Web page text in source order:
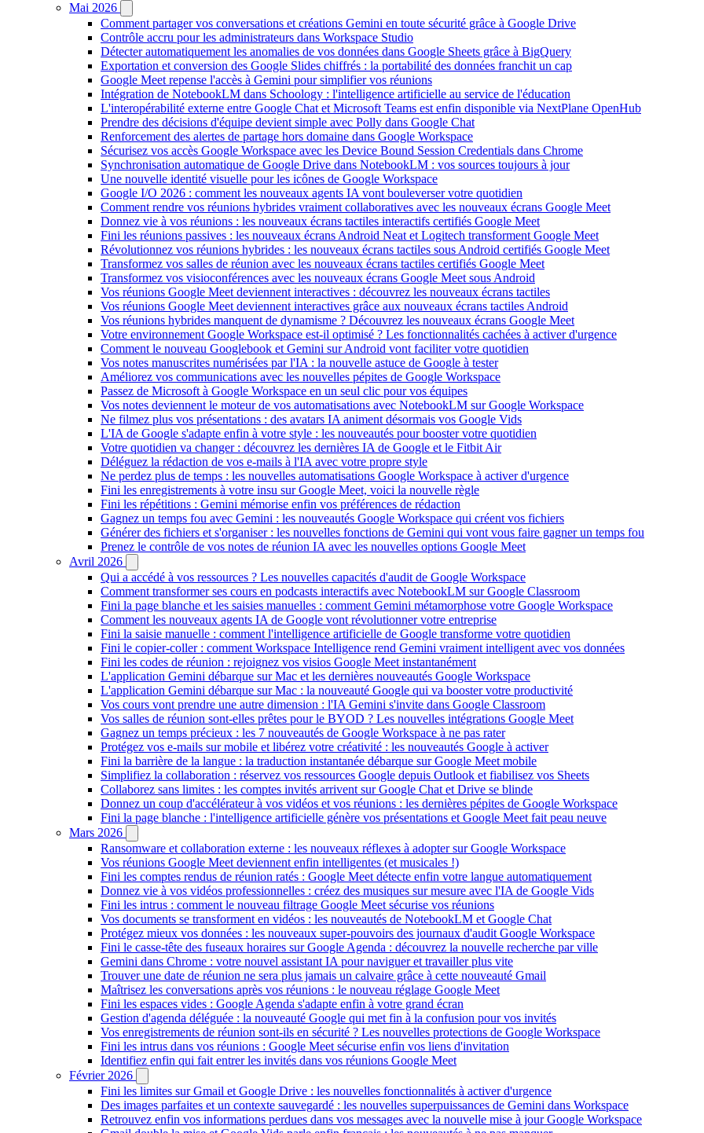
Mai 2026
Comment partager vos conversations et créations Gemini en toute sécurité grâce à Google Drive
Contrôle accru pour les administrateurs dans Workspace Studio
Détecter automatiquement les anomalies de vos données dans Google Sheets grâce à BigQuery
Exportation et conversion des Google Slides chiffrés : la portabilité des données franchit un cap
Google Meet repense l'accès à Gemini pour simplifier vos réunions
Intégration de NotebookLM dans Schoology : l'intelligence artificielle au service de l'éducation
L'interopérabilité externe entre Google Chat et Microsoft Teams est enfin disponible via NextPlane OpenHub
Prendre des décisions d'équipe devient simple avec Polly dans Google Chat
Renforcement des alertes de partage hors domaine dans Google Workspace
Sécurisez vos accès Google Workspace avec les Device Bound Session Credentials dans Chrome
Synchronisation automatique de Google Drive dans NotebookLM : vos sources toujours à jour
Une nouvelle identité visuelle pour les icônes de Google Workspace
Google I/O 2026 : comment les nouveaux agents IA vont bouleverser votre quotidien
Comment rendre vos réunions hybrides vraiment collaboratives avec les nouveaux écrans Google Meet
Donnez vie à vos réunions : les nouveaux écrans tactiles interactifs certifiés Google Meet
Fini les réunions passives : les nouveaux écrans Android Neat et Logitech transforment Google Meet
Révolutionnez vos réunions hybrides : les nouveaux écrans tactiles sous Android certifiés Google Meet
Transformez vos salles de réunion avec les nouveaux écrans tactiles certifiés Google Meet
Transformez vos visioconférences avec les nouveaux écrans Google Meet sous Android
Vos réunions Google Meet deviennent interactives : découvrez les nouveaux écrans tactiles
Vos réunions Google Meet deviennent interactives grâce aux nouveaux écrans tactiles Android
Vos réunions hybrides manquent de dynamisme ? Découvrez les nouveaux écrans Google Meet
Votre environnement Google Workspace est-il optimisé ? Les fonctionnalités cachées à activer d'urgence
Comment le nouveau Googlebook et Gemini sur Android vont faciliter votre quotidien
Vos notes manuscrites numérisées par l'IA : la nouvelle astuce de Google à tester
Améliorez vos communications avec les nouvelles pépites de Google Workspace
Passez de Microsoft à Google Workspace en un seul clic pour vos équipes
Vos notes deviennent le moteur de vos automatisations avec NotebookLM sur Google Workspace
Ne filmez plus vos présentations : des avatars IA animent désormais vos Google Vids
L'IA de Google s'adapte enfin à votre style : les nouveautés pour booster votre quotidien
Votre quotidien va changer : découvrez les dernières IA de Google et le Fitbit Air
Déléguez la rédaction de vos e-mails à l'IA avec votre propre style
Ne perdez plus de temps : les nouvelles automatisations Google Workspace à activer d'urgence
Fini les enregistrements à votre insu sur Google Meet, voici la nouvelle règle
Fini les répétitions : Gemini mémorise enfin vos préférences de rédaction
Gagnez un temps fou avec Gemini : les nouveautés Google Workspace qui créent vos fichiers
Générer des fichiers et s'organiser : les nouvelles fonctions de Gemini qui vont vous faire gagner un temps fou
Prenez le contrôle de vos notes de réunion IA avec les nouvelles options Google Meet
Avril 2026
Qui a accédé à vos ressources ? Les nouvelles capacités d'audit de Google Workspace
Comment transformer ses cours en podcasts interactifs avec NotebookLM sur Google Classroom
Fini la page blanche et les saisies manuelles : comment Gemini métamorphose votre Google Workspace
Comment les nouveaux agents IA de Google vont révolutionner votre entreprise
Fini la saisie manuelle : comment l'intelligence artificielle de Google transforme votre quotidien
Fini le copier-coller : comment Workspace Intelligence rend Gemini vraiment intelligent avec vos données
Fini les codes de réunion : rejoignez vos visios Google Meet instantanément
L'application Gemini débarque sur Mac et les dernières nouveautés Google Workspace
L'application Gemini débarque sur Mac : la nouveauté Google qui va booster votre productivité
Vos cours vont prendre une autre dimension : l'IA Gemini s'invite dans Google Classroom
Vos salles de réunion sont-elles prêtes pour le BYOD ? Les nouvelles intégrations Google Meet
Gagnez un temps précieux : les 7 nouveautés de Google Workspace à ne pas rater
Protégez vos e-mails sur mobile et libérez votre créativité : les nouveautés Google à activer
Fini la barrière de la langue : la traduction instantanée débarque sur Google Meet mobile
Simplifiez la collaboration : réservez vos ressources Google depuis Outlook et fiabilisez vos Sheets
Collaborez sans limites : les comptes invités arrivent sur Google Chat et Drive se blinde
Donnez un coup d'accélérateur à vos vidéos et vos réunions : les dernières pépites de Google Workspace
Fini la page blanche : l'intelligence artificielle génère vos présentations et Google Meet fait peau neuve
Mars 2026
Ransomware et collaboration externe : les nouveaux réflexes à adopter sur Google Workspace
Vos réunions Google Meet deviennent enfin intelligentes (et musicales !)
Fini les comptes rendus de réunion ratés : Google Meet détecte enfin votre langue automatiquement
Donnez vie à vos vidéos professionnelles : créez des musiques sur mesure avec l'IA de Google Vids
Fini les intrus : comment le nouveau filtrage Google Meet sécurise vos réunions
Vos documents se transforment en vidéos : les nouveautés de NotebookLM et Google Chat
Protégez mieux vos données : les nouveaux super-pouvoirs des journaux d'audit Google Workspace
Fini le casse-tête des fuseaux horaires sur Google Agenda : découvrez la nouvelle recherche par ville
Gemini dans Chrome : votre nouvel assistant IA pour naviguer et travailler plus vite
Trouver une date de réunion ne sera plus jamais un calvaire grâce à cette nouveauté Gmail
Maîtrisez les conversations après vos réunions : le nouveau réglage Google Meet
Fini les espaces vides : Google Agenda s'adapte enfin à votre grand écran
Gestion d'agenda déléguée : la nouveauté Google qui met fin à la confusion pour vos invités
Vos enregistrements de réunion sont-ils en sécurité ? Les nouvelles protections de Google Workspace
Fini les intrus dans vos réunions : Google Meet sécurise enfin vos liens d'invitation
Identifiez enfin qui fait entrer les invités dans vos réunions Google Meet
Février 2026
Fini les limites sur Gmail et Google Drive : les nouvelles fonctionnalités à activer d'urgence
Des images parfaites et un contexte sauvegardé : les nouvelles superpuissances de Gemini dans Workspace
Retrouvez enfin vos informations perdues dans vos messages avec la nouvelle mise à jour Google Workspace